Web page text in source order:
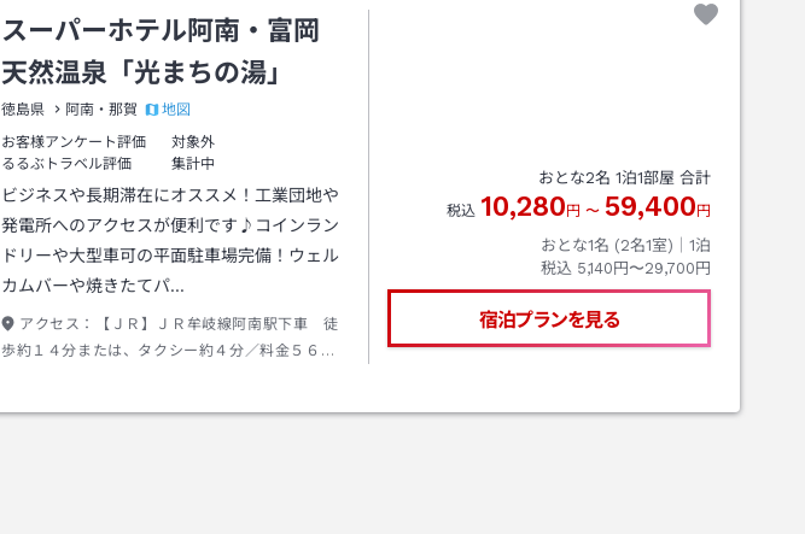
スーパーホテル阿南・富岡
天然温泉「光まちの湯」
徳島県 阿南・那賀
地図
お客様アンケート評価
対象外
るるぶトラベル評価
集計中
ビジネスや長期滞在にオススメ！工業団地や
発電所へのアクセスが便利です♪コインラン
ドリーや大型車可の平面駐車場完備！ウェル
カムバーや焼きたてパ…
アクセス：
【ＪＲ】ＪＲ牟岐線阿南駅下車 徒
歩約１４分または、タクシー約４分／料金５６０
おとな2名 1泊1部屋 合計
税込 10,280 円 〜 59,400 円
おとな1名 (2名1室)｜ 1泊
税込 5,140円〜29,700円
宿泊プランを見る